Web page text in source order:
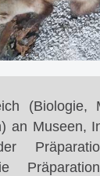
(Biologie,
an Museen,